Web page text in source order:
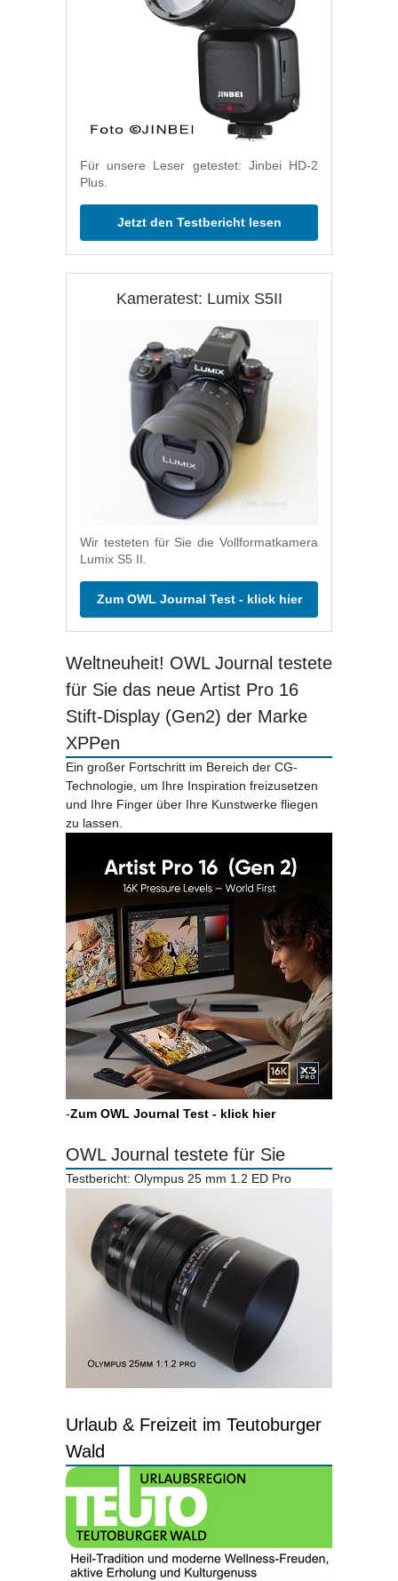
Für unsere Leser getestet: Jinbei HD-2
Plus.
Jetzt den Testbericht lesen
Kameratest: Lumix S5II
Wir testeten für Sie die Vollformatkamera
Lumix S5 II.
Zum OWL Journal Test - klick hier
Weltneuheit! OWL Journal testete
für Sie das neue Artist Pro 16
Stift-Display (Gen2) der Marke
XPPen
Ein großer Fortschritt im Bereich der CG-
Technologie, um Ihre Inspiration freizusetzen
und Ihre Finger über Ihre Kunstwerke fliegen
zu lassen.
-Zum OWL Journal Test - klick hier
OWL Journal testete für Sie
Testbericht: Olympus 25 mm 1.2 ED Pro
Urlaub & Freizeit im Teutoburger
Wald